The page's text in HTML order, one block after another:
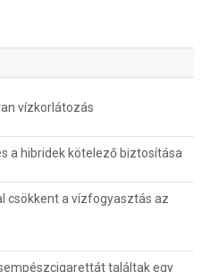
vízkorlátozás
a hibridek kötelező biztosítása
csökkent a vízfogyasztás az
találtak egy